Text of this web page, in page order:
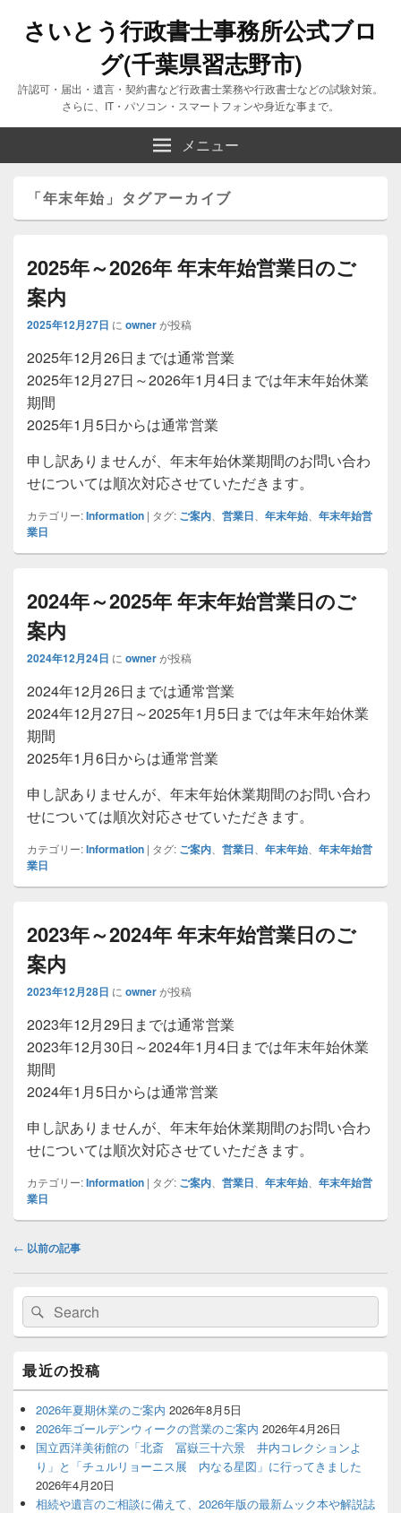
さいとう行政書士事務所公式ブロ
グ(千葉県習志野市)
許認可・届出・遺言・契約書など行政書士業務や行政書士などの試験対策。
さらに、IT・パソコン・スマートフォンや身近な事まで。
メニュー
「年末年始 」タグアーカイブ
2025年～2026年 年末年始営業日のご
案内
2025年12月27日 に ownerが投稿
2025年12月26日までは通常営業
2025年12月27日～2026年1月4日までは年末年始休業
期間
2025年1月5日からは通常営業
申し訳ありませんが、年末年始休業期間のお問い合わ
せについては順次対応させていただきます。
カテゴリー:Information | タグ: ご案内 営業日 年末年始
年末年始営
業日
2024年～2025年 年末年始営業日のご
案内
2024年12月24日 に ownerが投稿
2024年12月26日までは通常営業
2024年12月27日～2025年1月5日までは年末年始休業
期間
2025年1月6日からは通常営業
申し訳ありませんが、年末年始休業期間のお問い合わ
せについては順次対応させていただきます。
カテゴリー:Information | タグ: ご案内 営業日 年末年始
年末年始営
業日
2023年～2024年 年末年始営業日のご
案内
2023年12月28日 に ownerが投稿
2023年12月29日までは通常営業
2023年12月30日～2024年1月4日までは年末年始休業
期間
2024年1月5日からは通常営業
申し訳ありませんが、年末年始休業期間のお問い合わ
せについては順次対応させていただきます。
カテゴリー:Information | タグ: ご案内 営業日 年末年始
年末年始営
業日
投
ビ
ゲ
ー
シ
ョ
← 以前の記事
メ
ン
サ
ド
バ
ー
ウ
ジ
ト
検
索
対
象:
検
索
最近の投稿
2026年夏期休業のご案内 2026年8月5日
2026年ゴールデンウィークの営業のご案内 2026年4月26日
国立西洋美術館の「北斎 冨嶽三十六景 井内コレクションよ
り」と「チュルリョーニス展 内なる星図」に行ってきました
2026年4月20日
相続や遺言のご相談に備えて、2026年版の最新ムック本や解説誌